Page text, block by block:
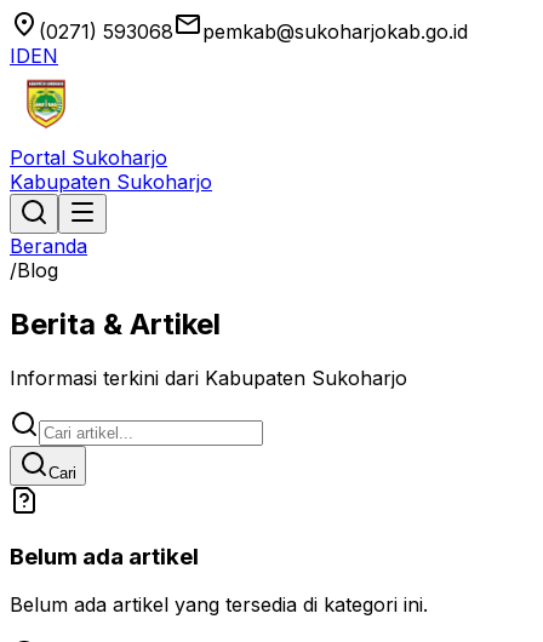
location_on (0271) 593068emailpemkab@sukoharjokab.go.id
IDEN
Portal Sukoharjo
Kabupaten Sukoharjo
Beranda
/Blog
Berita & Artikel
Informasi terkini dari Kabupaten Sukoharjo
Cari
Belum ada artikel
Belum ada artikel yang tersedia di kategori ini.